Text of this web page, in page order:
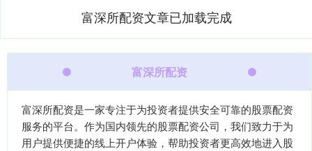
富深所配资文章已加载完成
富深所配资
富深所配资是一家专注于为投资者提供安全可靠的股票配资
服务的平台。作为国内领先的股票配资公司，我们致力于为
用户提供便捷的线上开户体验，帮助投资者更高效地进入股